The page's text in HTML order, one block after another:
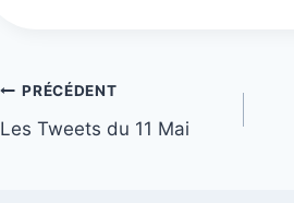
Navigation
de
PRÉCÉDENT
Les Tweets du 11 Mai